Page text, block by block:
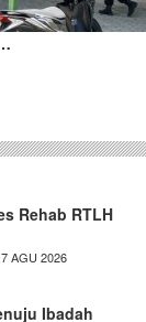
Rehab RTLH
AGU 2026
Ibadah